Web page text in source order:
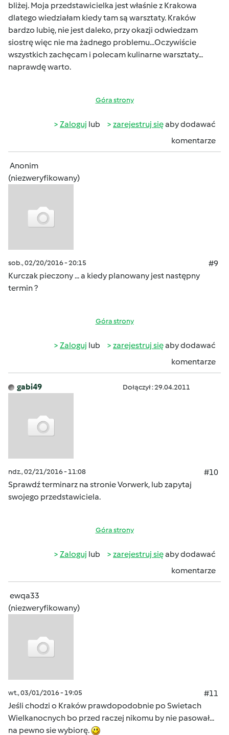
bliżej. Moja przedstawicielka jest właśnie z Krakowa
dlatego wiedziałam kiedy tam są warsztaty. Kraków
bardzo lubię, nie jest daleko, przy okazji odwiedzam
siostrę więc nie ma żadnego problemu...Oczywiście
wszystkich zachęcam i polecam kulinarne warsztaty...
naprawdę warto.
Góra strony
Zaloguj lub zarejestruj sięaby dodawać
komentarze
Anonim
(niezweryfikowany)
sob., 02/20/2016 - 20:15
#9
Kurczak pieczony ... a kiedy planowany jest następny
termin ?
Góra strony
Zaloguj lub zarejestruj sięaby dodawać
komentarze
gabi49 Dołączył : 29.04.2011
ndz., 02/21/2016 - 11:08
#10
Sprawdź terminarz na stronie Vorwerk, lub zapytaj
swojego przedstawiciela.
Góra strony
Zaloguj lub zarejestruj sięaby dodawać
komentarze
ewqa33
(niezweryfikowany)
wt., 03/01/2016 - 19:05
#11
Jeśli chodzi o Kraków prawdopodobnie po Swietach
Wielkanocnych bo przed raczej nikomu by nie pasował...
na pewno sie wybiorę.